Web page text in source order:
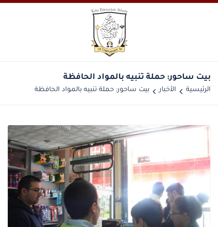
بيت ساحور: حملة تنبيه بالمواد الحافظة
الرئيسية الأخبار بيت ساحور: حملة تنبيه بالمواد الحافظة